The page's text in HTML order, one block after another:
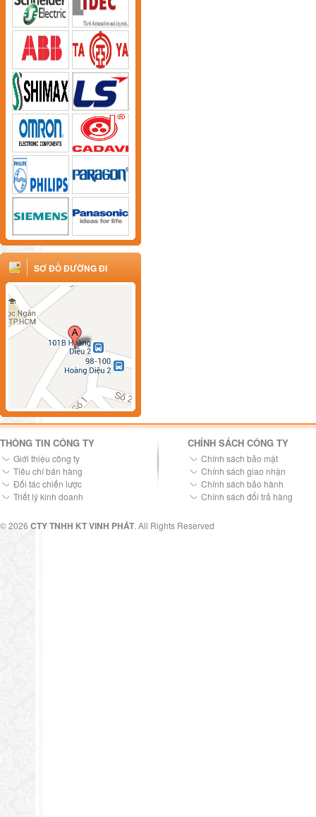
SƠ ĐỒ ĐƯỜNG ĐI
THÔNG TIN CÔNG TY
Giới thiệu công ty
Tiêu chí bán hàng
Đối tác chiến lược
Triết lý kinh doanh
CHÍNH SÁCH CÔNG TY
Chính sách bảo mật
Chính sách giao nhận
Chính sách bảo hành
Chính sách đổi trả hàng
© 2026 CTY TNHH KT VINH PHÁT. All Rights Reserved